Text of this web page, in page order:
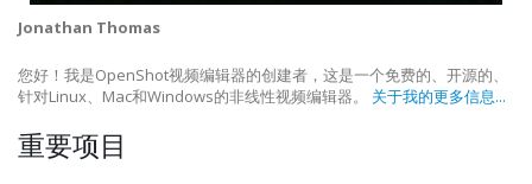
Jonathan Thomas
您好！我是OpenShot视频编辑器的创建者，这是一个免费的、开源的、
针对Linux、Mac和Windows的非线性视频编辑器。 关于我的更多信息...
重要项目